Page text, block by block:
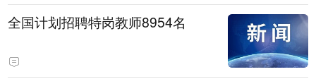
全国计划招聘特岗教师8954名